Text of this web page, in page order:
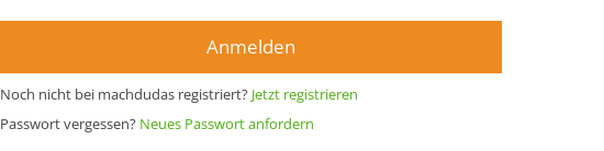
Anmelden
Noch nicht bei machdudas registriert? Jetzt registrieren
Passwort vergessen? Neues Passwort anfordern